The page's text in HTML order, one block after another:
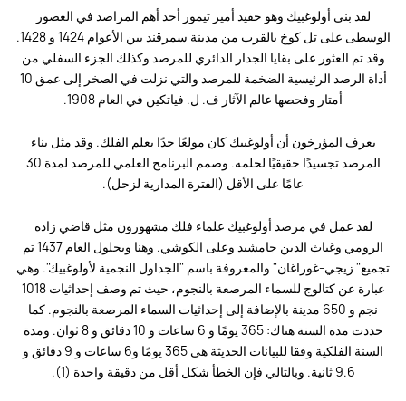
لقد بنى أولوغبيك وهو حفيد أمير تيمور أحد أهم المراصد في العصور
الوسطى على تل كوخ بالقرب من مدينة سمرقند بين الأعوام 1424 و 1428.
وقد تم العثور على بقايا الجدار الدائري للمرصد وكذلك الجزء السفلي من
أداة الرصد الرئيسية الضخمة للمرصد والتي نزلت في الصخر إلى عمق 10
أمتار وفحصها عالم الآثار ف. ل. فياتكين في العام 1908.
يعرف المؤرخون أن أولوغبيك كان مولعًا جدًا بعلم الفلك. وقد مثل بناء
المرصد تجسيدًا حقيقيًا لحلمه. وصمم البرنامج العلمي للمرصد لمدة 30
عامًا على الأقل (الفترة المدارية لزحل).
لقد عمل في مرصد أولوغبيك علماء فلك مشهورون مثل قاضي زاده
الرومي وغياث الدين جامشيد وعلى الكوشي. وهنا وبحلول العام 1437 تم
تجميع" زيجي-غوراغان" والمعروفة باسم "الجداول النجمية لأولوغبيك". وهي
عبارة عن كتالوج للسماء المرصعة بالنجوم، حيث تم وصف إحداثيات 1018
نجم و 650 مدينة بالإضافة إلى إحداثيات السماء المرصعة بالنجوم. كما
حددت مدة السنة هناك: 365 يومًا و 6 ساعات و 10 دقائق و 8 ثوان. ومدة
السنة الفلكية وفقا للبيانات الحديثة هي 365 يومًا و6 ساعات و 9 دقائق و
9.6 ثانية. وبالتالي فإن الخطأ شكل أقل من دقيقة واحدة (1).